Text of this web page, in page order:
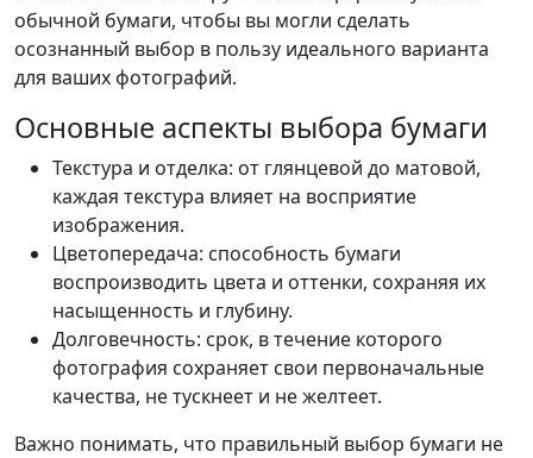
обычной бумаги, чтобы вы могли сделать
осознанный выбор в пользу идеального варианта
для ваших фотографий.
Основные аспекты выбора бумаги
Текстура и отделка: от глянцевой до матовой,
каждая текстура влияет на восприятие
изображения.
Цветопередача: способность бумаги
воспроизводить цвета и оттенки, сохраняя их
насыщенность и глубину.
Долговечность: срок, в течение которого
фотография сохраняет свои первоначальные
качества, не тускнеет и не желтеет.
Важно понимать, что правильный выбор бумаги не